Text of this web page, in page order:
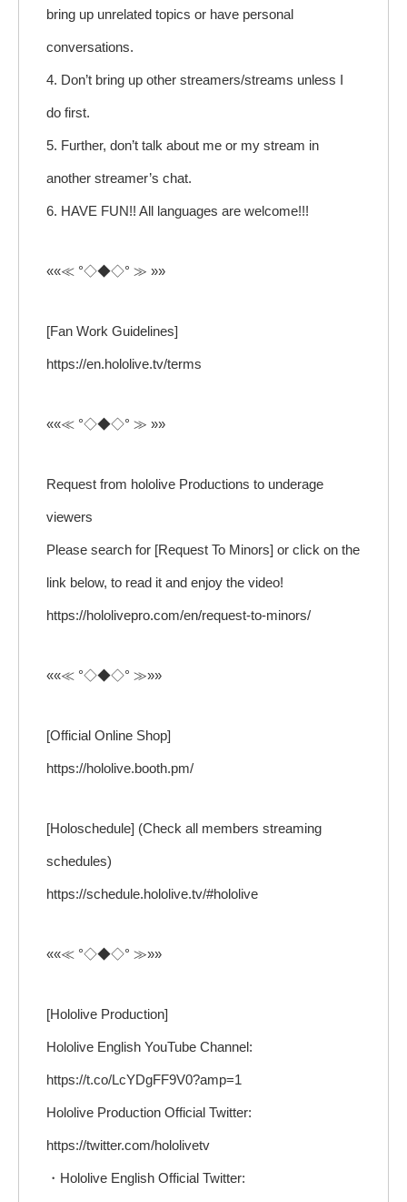
bring up unrelated topics or have personal
conversations.
4. Don’t bring up other streamers/streams unless I
do first.
5. Further, don’t talk about me or my stream in
another streamer’s chat.
6. HAVE FUN!! All languages are welcome!!!
««≪ °◇◆◇° ≫ »»
[Fan Work Guidelines]
https://en.hololive.tv/terms
««≪ °◇◆◇° ≫ »»
Request from hololive Productions to underage
viewers
Please search for [Request To Minors] or click on the
link below, to read it and enjoy the video!
https://hololivepro.com/en/request-to-minors/
««≪ °◇◆◇° ≫»»
[Official Online Shop]
https://hololive.booth.pm/
[Holoschedule] (Check all members streaming
schedules)
https://schedule.hololive.tv/#hololive
««≪ °◇◆◇° ≫»»
[Hololive Production]
Hololive English YouTube Channel:
https://t.co/LcYDgFF9V0?amp=1
Hololive Production Official Twitter:
https://twitter.com/hololivetv
・Hololive English Official Twitter: